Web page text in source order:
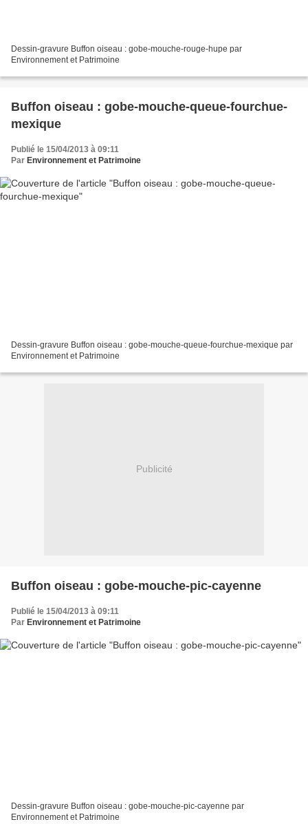
Dessin-gravure Buffon oiseau : gobe-mouche-rouge-hupe par
Environnement et Patrimoine
Buffon oiseau : gobe-mouche-queue-fourchue-
mexique
Publié le 15/04/2013 à 09:11
Par Environnement et Patrimoine
Dessin-gravure Buffon oiseau : gobe-mouche-queue-fourchue-mexique par
Environnement et Patrimoine
Publicité
Buffon oiseau : gobe-mouche-pic-cayenne
Publié le 15/04/2013 à 09:11
Par Environnement et Patrimoine
Dessin-gravure Buffon oiseau : gobe-mouche-pic-cayenne par
Environnement et Patrimoine